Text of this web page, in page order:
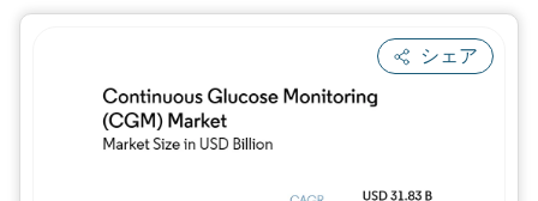
シェア